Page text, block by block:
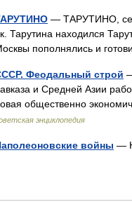
— ТАРУТИНО,
Тарутина находился
пополнялись и
Феодальный строй
и Средней Азии
общественно
энциклопедия
войны —